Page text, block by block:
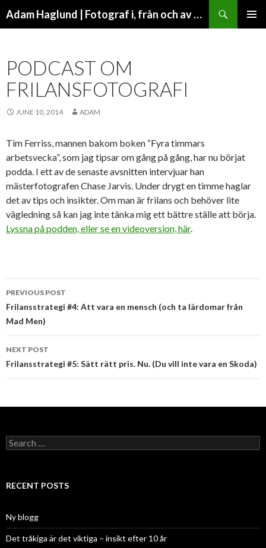
Adam Haglund | Fotograf i, från och av Malmö
PODCAST OM
FRILANSFOTOGRAFI
JUNE 10, 2014 ADAM
Tim Ferriss, mannen bakom boken “Fyra timmars
arbetsvecka”, som jag tipsar om gång på gång, har nu börjat
podda. I ett av de senaste avsnitten intervjuar han
mästerfotografen Chase Jarvis. Under drygt en timme haglar
det av tips och insikter. Om man är frilans och behöver lite
vägledning så kan jag inte tänka mig ett bättre ställe att börja.
Lyssna på podden, eller se en videoversion, här.
Post
navigation
PREVIOUS POST
Frilansstrategi #4: Att vara en mensch (och ta lärdomar från
Mad Men)
NEXT POST
Frilansstrategi #5: Sätt rätt pris. Nu. (Du vill inte vara en Skoda)
Search
for:
RECENT POSTS
Ny blogg
Det tråkiga är det viktiga – insikt efter 10 år